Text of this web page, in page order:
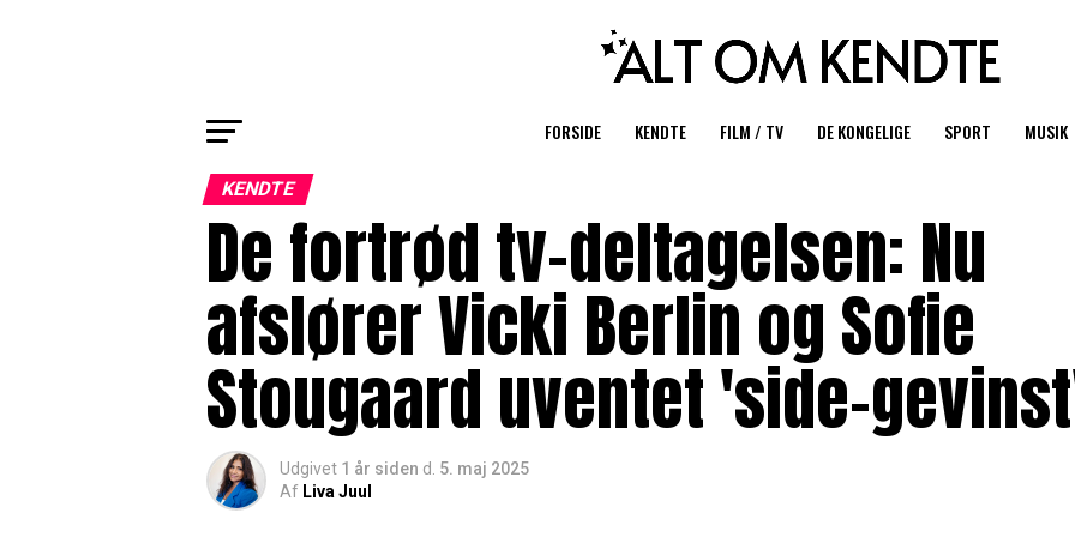
FORSIDE KENDTE FILM / TV DE KONGELIGE SPORT MUSIK
KENDTE
De fortrød tv-deltagelsen: Nu
afslører Vicki Berlin og Sofie
Stougaard uventet 'side-
Udgivet 1 år siden d. 5. maj 2025
Af Liva Juul